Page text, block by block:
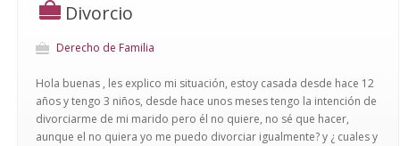
Divorcio
Derecho de Familia
Hola buenas , les explico mi situación, estoy casada desde hace 12
años y tengo 3 niños, desde hace unos meses tengo la intención de
divorciarme de mi marido pero él no quiere, no sé que hacer,
aunque el no quiera yo me puedo divorciar igualmente? y ¿ cuales y